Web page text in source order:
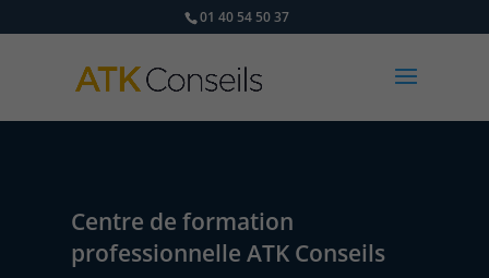
01 40 54 50 37
Centre de formation
professionnelle ATK Conseils